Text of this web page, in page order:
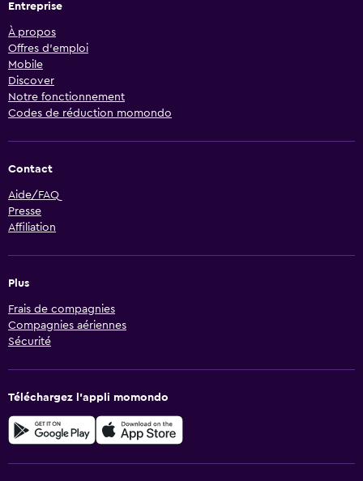
Entreprise
À propos
Offres d’emploi
Mobile
Discover
Notre fonctionnement
Codes de réduction momondo
Contact
Aide/FAQ
Presse
Affiliation
Plus
Frais de compagnies
Compagnies aériennes
Sécurité
Téléchargez l’appli momondo